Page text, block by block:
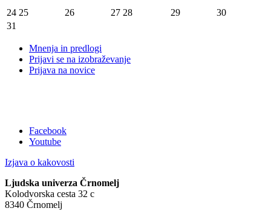
24 25 26 27 28 29
30
31
Mnenja in predlogi
Prijavi se na izobraževanje
Prijava na novice
Facebook
Youtube
Izjava o kakovosti
Ljudska univerza Črnomelj
Kolodvorska cesta 32 c
8340 Črnomelj